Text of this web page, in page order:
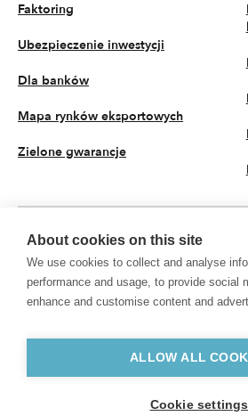
Faktoring
Ubezpieczenie inwestycji
Dla banków
Mapa rynków eksportowych
Zielone gwarancje
© 2026 KUKE S.A. Wszystkie
Polityka prywatności
KUKE S.A. z siedzibą przy ul. Kruczej 50, 00-025
m.st. Warszawy w Warszawie, XII Wydział
PL
About cookies on this site
We use cookies to collect and analyse
performance and usage, to provide social
enhance and customise content and
ALLOW ALL
Cookie settings